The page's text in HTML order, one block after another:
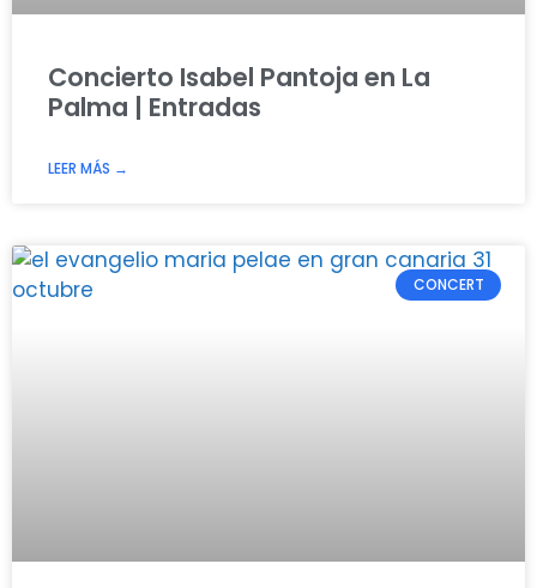
Concierto Isabel Pantoja en La
Palma | Entradas
LEER MÁS →
CONCERT